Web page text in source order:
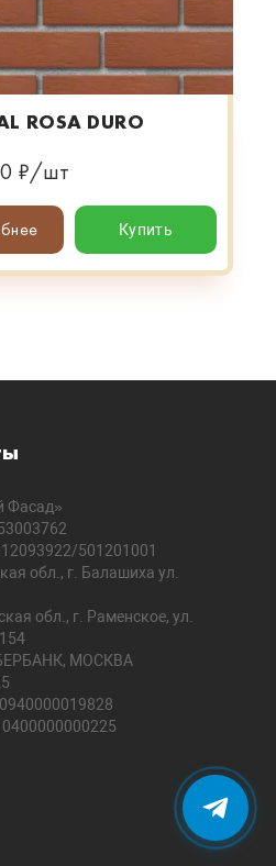
ROSA DURO
₽/шт
Купить
Фасад»
501201001
обл., г. Балашиха ул.
обл., г. Раменское, ул.
МОСКВА